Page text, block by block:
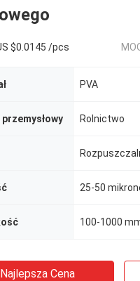
$0.0145 /pcs
PVA
Rolnictwo
25-50
100-1000
Najlepsza Cena